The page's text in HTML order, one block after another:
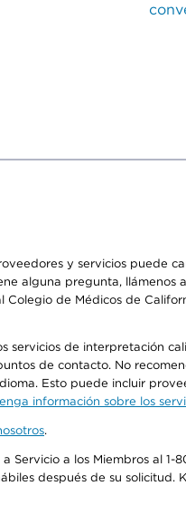
y servicios puede
alguna pregunta, llámenos
Colegio de Médicos de
de interpretación
de contacto. No
Esto puede incluir
información sobre los
.
a los Miembros al 1-
después de su solicitud.